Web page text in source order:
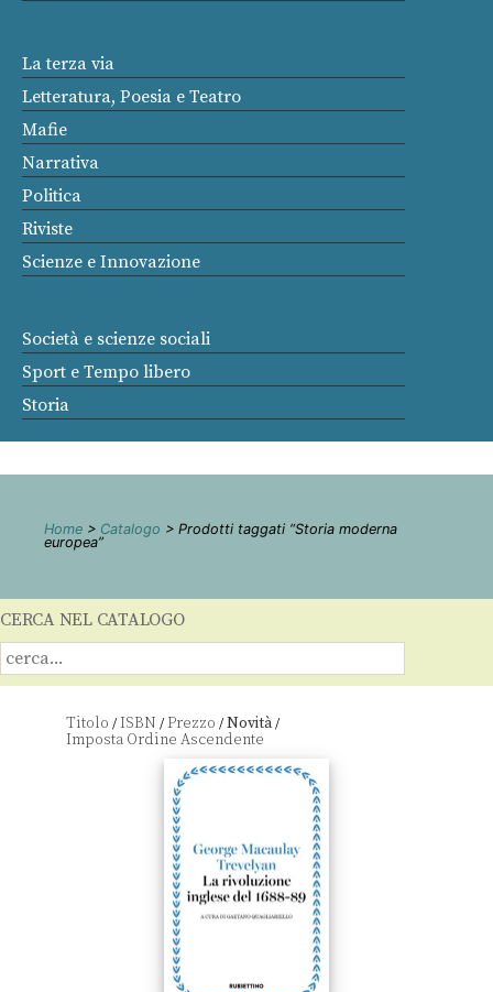
La terza via
Letteratura, Poesia e Teatro
Mafie
Narrativa
Politica
Riviste
Scienze e Innovazione
Società e scienze sociali
Sport e Tempo libero
Storia
Home > Catalogo > Prodotti taggati “Storia moderna
europea”
CERCA NEL CATALOGO
Titolo /ISBN /Prezzo /Novità/